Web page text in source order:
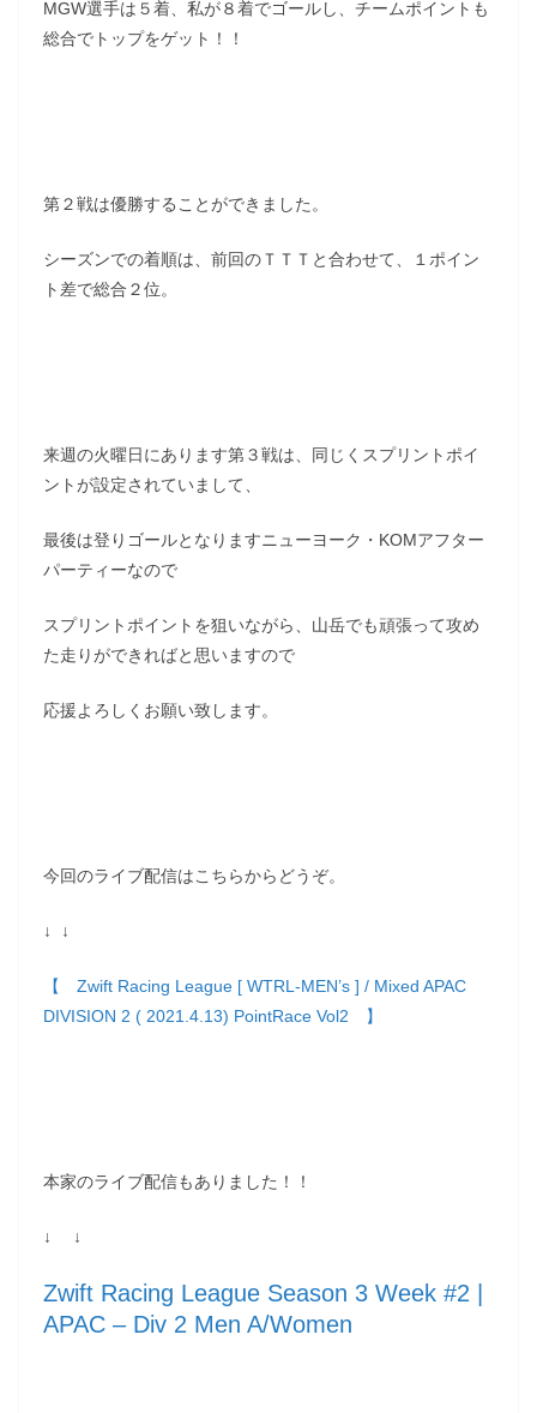
MGW選手は５着、私が８着でゴールし、チームポイントも
総合でトップをゲット！！
第２戦は優勝することができました。
シーズンでの着順は、前回のＴＴＴと合わせて、１ポイン
ト差で総合２位。
来週の火曜日にあります第３戦は、同じくスプリントポイ
ントが設定されていまして、
最後は登りゴールとなりますニューヨーク・KOMアフター
パーティーなので
スプリントポイントを狙いながら、山岳でも頑張って攻め
た走りができればと思いますので
応援よろしくお願い致します。
今回のライブ配信はこちらからどうぞ。
↓ ↓
【 Zwift Racing League [ WTRL-MEN’s ] / Mixed APAC
DIVISION 2 ( 2021.4.13) PointRace Vol2 】
本家のライブ配信もありました！！
↓ ↓
Zwift Racing League Season 3 Week #2 |
APAC – Div 2 Men A/Women